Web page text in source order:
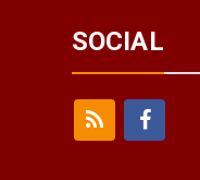
SOCIAL